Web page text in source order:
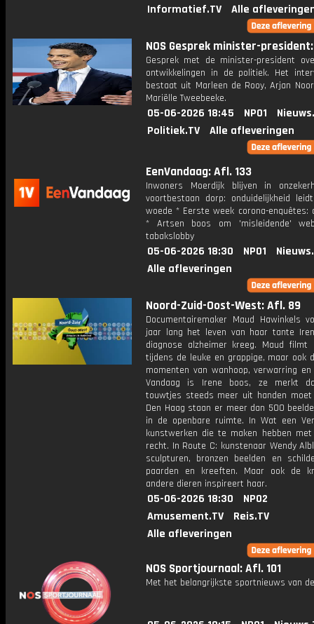
Informatief.TV
Alle
NOS Gesprek minister-
Gesprek met de minister-president
ontwikkelingen in de politiek. Het
bestaat uit Marleen de Rooy, Arjan
Mariëlle Tweebeeke.
05-06-2026 18:45 NPO1
Politiek.TV
Alle afleveringen
EenVandaag: Afl. 133
Inwoners Moerdijk blijven in
voortbestaan dorp: onduidelijkheid
woede * Eerste week corona-enquêtes:
* Artsen boos om 'misleidende'
tabakslobby
05-06-2026 18:30 NPO1
Alle afleveringen
Noord-Zuid-Oost-West: Afl. 89
Documentairemaker Maud Hawinkels
jaar lang het leven van haar tante
diagnose alzheimer kreeg. Maud filmt
tijdens de leuke en grappige, maar ook
momenten van wanhoop, verwarring
Vandaag is Irene boos, ze merkt
touwtjes steeds meer uit handen moet
Den Haag staan er meer dan 500
in de openbare ruimte. In Wat een
kunstwerken die te maken hebben
recht. In Route C: kunstenaar Wendy
sculpturen, bronzen beelden en
paarden en kreeften. Maar ook de
andere dieren inspireert haar.
05-06-2026 18:30
NPO2
Amusement.TV
Reis.TV
Alle afleveringen
NOS Sportjournaal: Afl. 101
Met het belangrijkste sportnieuws van